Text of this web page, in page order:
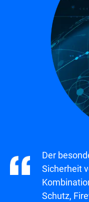
Der
Sicherheit
Schutz,